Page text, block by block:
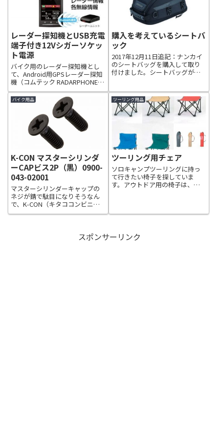
搭載で、何...
レーダー探知機とUSB充電
端子付き12Vシガーソケッ
ト電源
バイク用のレーダー探知機とし
て、Android用GPSレーダー探知
機（コムテック RADARPHONE
A01）を購入しました。この
Android専用GPSレーダー探知機
は、レーダーフォンの無料アプ
リをダウンロードし、スマホと
Bluetoo...
購入を考えているシートバ
ック
2017年12月11日追記：ナンカイ
のシートバッグを購入して取り
付けました。シートバッグが欲
ナンカイ ホップアップ シートバ
ッグ2 BA-305値段も手ごろで、
VTRのシートにも良さげ...
バイク用品
K-CON マスターシリンダ
ーCAPビス2P（黒）0900-
043-02001
マスターシリンダーキャップの
ネジが錆で駄目になりそうなん
で、K-CON（キタココンビニパ
ーツ）ステンレス製のネジにし
9 mm D ： Φ 8 ●材質 ...
ツーリング用品
ツーリング用チェア
ソロキャンプツーリングに持っ
て行きたい椅子を探していま
す。アウトドア用の椅子は、キ
Wolfyokのアウトドアチェアを注
結構コン...
スポンサーリンク